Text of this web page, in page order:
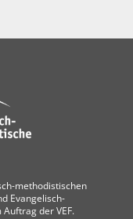
methodistischen
Evangelisch-
der VEF.